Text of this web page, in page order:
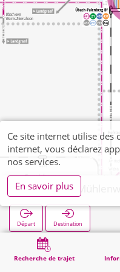
Recherche de trajet
Palenberg
Départ Destination
Démarrage Recherche Palenberg
Ce site internet utilise des
internet, vous déclarez
nos services.
En savoir plus